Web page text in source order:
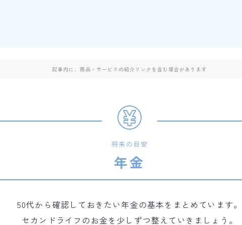
記事内に、商品・サービスの紹介リンクを含む場合があります
将来の目安
年金
50代から確認しておきたい年金の基本をまとめています。
セカンドライフのお金を少しずつ整えていきましょう。